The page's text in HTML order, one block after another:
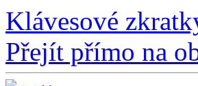
Klávesové
Přejít přímo na